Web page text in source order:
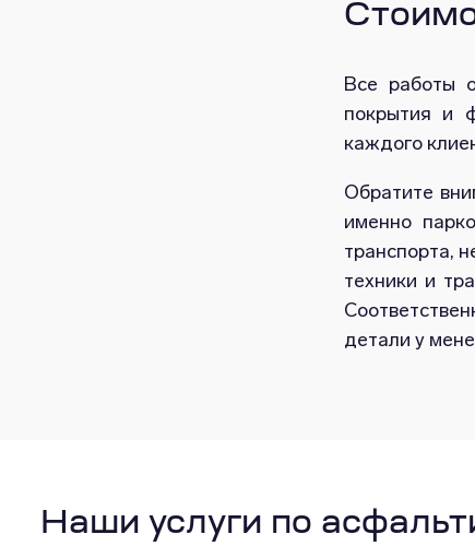
Все работы
покрытия и
каждого
Обратите
именно
транспорта,
техники и
детали у
Наши услуги по